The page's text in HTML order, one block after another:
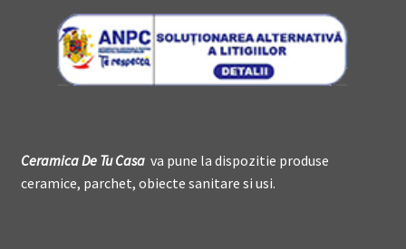
Ceramica DeTu Casava pune la dispozitie produse
ceramice, parchet, obiecte sanitare si usi.